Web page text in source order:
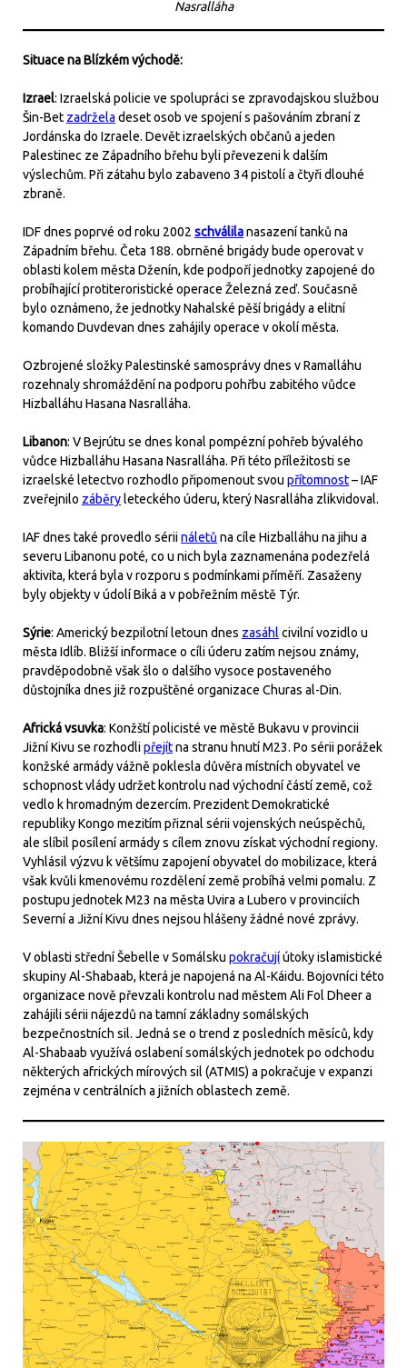
Nasralláha
Situace na Blízkém východě:
Izrael: Izraelská policie ve spolupráci se zpravodajskou službou
Šin-Bet zadržela deset osob ve spojení s pašováním zbraní z
Jordánska do Izraele. Devět izraelských občanů a jeden
Palestinec ze Západního břehu byli převezeni k dalším
výslechům. Při zátahu bylo zabaveno 34 pistolí a čtyři dlouhé
zbraně.
IDF dnes poprvé od roku 2002 schválilanasazení tanků na
Západním břehu. Četa 188. obrněné brigády bude operovat v
oblasti kolem města Dženín, kde podpoří jednotky zapojené do
probíhající protiteroristické operace Železná zeď. Současně
bylo oznámeno, že jednotky Nahalské pěší brigády a elitní
komando Duvdevan dnes zahájily operace v okolí města.
Ozbrojené složky Palestinské samosprávy dnes v Ramalláhu
rozehnaly shromáždění na podporu pohřbu zabitého vůdce
Hizballáhu Hasana Nasralláha.
Libanon: V Bejrútu se dnes konal pompézní pohřeb bývalého
vůdce Hizballáhu Hasana Nasralláha. Při této příležitosti se
izraelské letectvo rozhodlo připomenout svou přítomnost– IAF
zveřejnilo záběryleteckého úderu, který Nasralláha zlikvidoval.
IAF dnes také provedlo sériináletů na cíle Hizballáhu na jihu a
severu Libanonu poté, co u nich byla zaznamenána podezřelá
aktivita, která byla v rozporu s podmínkami příměří. Zasaženy
byly objekty v údolí Biká a v pobřežním městě Týr.
Sýrie: Americký bezpilotní letoun dnes zasáhl civilní vozidlo u
města Idlíb. Bližší informace o cíli úderu zatím nejsou známy,
pravděpodobně však šlo o dalšího vysoce postaveného
důstojníka dnes již rozpuštěné organizace Churas al-Din.
Africká vsuvka: Konžští policisté ve městě Bukavu v provincii
Jižní Kivu se rozhodlipřejítna stranu hnutí M23. Po sérii porážek
konžské armády vážně poklesla důvěra místních obyvatel ve
schopnost vlády udržet kontrolu nad východní částí země, což
vedlo k hromadným dezercím. Prezident Demokratické
republiky Kongo mezitím přiznal sérii vojenských neúspěchů,
ale slíbil posílení armády s cílem znovu získat východní regiony.
Vyhlásil výzvu k většímu zapojení obyvatel do mobilizace, která
však kvůli kmenovému rozdělení země probíhá velmi pomalu. Z
postupu jednotek M23 na města Uvira a Lubero v provinciích
Severní a Jižní Kivu dnes nejsou hlášeny žádné nové zprávy.
V oblasti střední Šebelle v Somálsku pokračujíútoky islamistické
skupiny Al-Shabaab, která je napojená na Al-Káidu. Bojovníci této
organizace nově převzali kontrolu nad městem Ali Fol Dheer a
zahájili sérii nájezdů na tamní základny somálských
bezpečnostních sil. Jedná se o trend z posledních měsíců, kdy
Al-Shabaab využívá oslabení somálských jednotek po odchodu
některých afrických mírových sil (ATMIS) a pokračuje v expanzi
zejména v centrálních a jižních oblastech země.